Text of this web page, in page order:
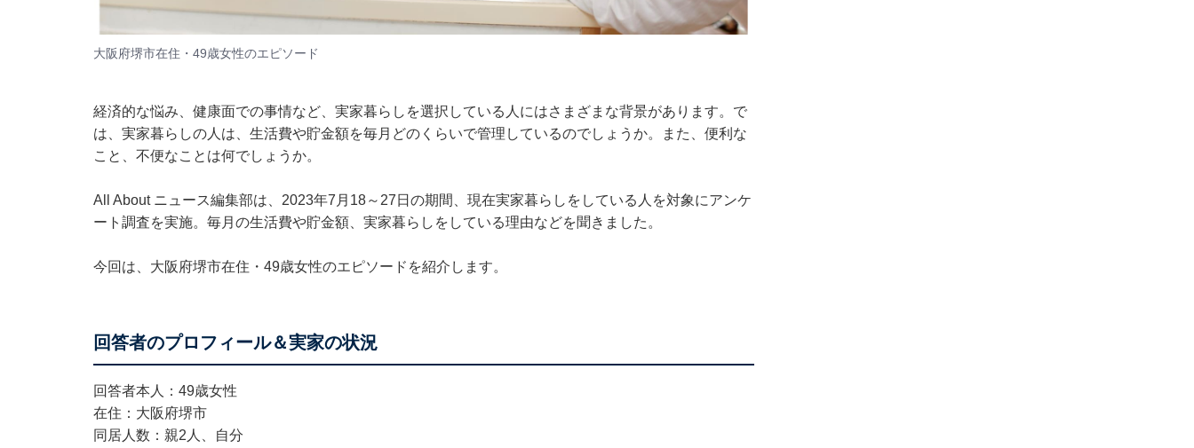
大阪府堺市在住・49歳女性のエピソード
経済的な悩み、健康面での事情など、実家暮らしを選択している人にはさまざまな背景があります。で
は、実家暮らしの人は、生活費や貯金額を毎月どのくらいで管理しているのでしょうか。また、便利な
こと、不便なことは何でしょうか。
All About ニュース編集部は、2023年7月18～27日の期間、現在実家暮らしをしている人を対象にアンケ
ート調査を実施。毎月の生活費や貯金額、実家暮らしをしている理由などを聞きました。
今回は、大阪府堺市在住・49歳女性のエピソードを紹介します。
回答者のプロフィール＆実家の状況
回答者本人：49歳女性
在住：大阪府堺市
同居人数：親2人、自分